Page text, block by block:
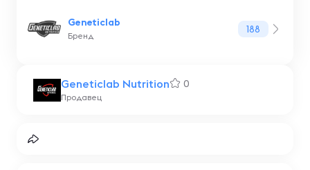
Geneticlab Nutrition 0
Продавец
Geneticlab
Бренд
188